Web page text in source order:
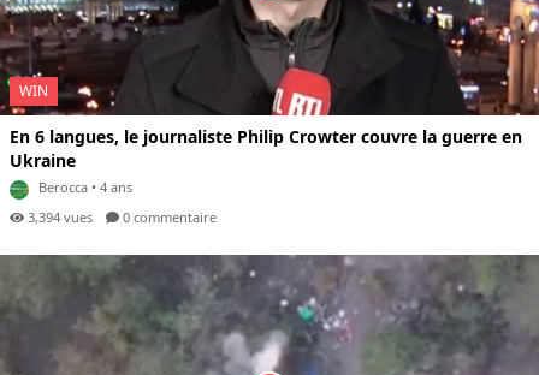
WIN
En 6 langues, le journaliste Philip Crowter couvre la guerre en
Ukraine
Berocca • 4 ans
3,394 vues
0 commentaire